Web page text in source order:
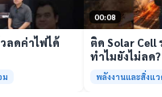
ลดค่าไฟได้
ม
00:08
ติด Solar Cell
ทำไมยังไม่ลด?
พลังงานและสิ่งแ